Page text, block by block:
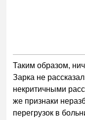
Таким образом,
Зарка не
некритичными
же признаки
перегрузок в